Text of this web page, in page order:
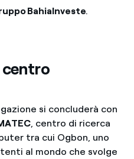
BahiaInveste.
centro
si concluderà con
, centro di ricerca
tra cui Ogbon, uno
al mondo che svolge